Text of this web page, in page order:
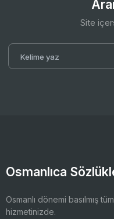
Site
Osmanlıca
Osmanlı dönemi basılmış
hizmetinizde.